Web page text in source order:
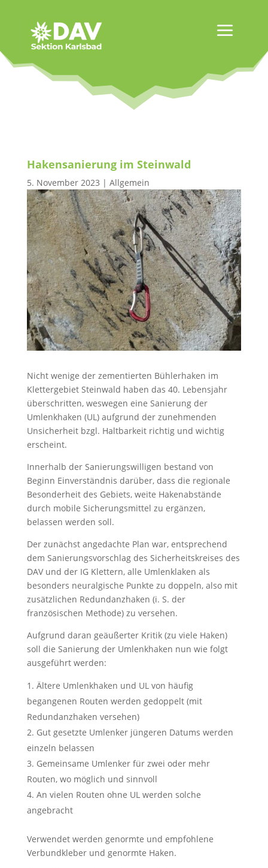
Hakensanierung im Steinwald
5. November 2023 | Allgemein
Nicht wenige der zementierten Bühlerhaken im
Klettergebiet Steinwald haben das 40. Lebensjahr
überschritten, weswegen eine Sanierung der
Umlenkhaken (UL) aufgrund der zunehmenden
Unsicherheit bzgl. Haltbarkeit richtig und wichtig
erscheint.
Innerhalb der Sanierungswilligen bestand von
Beginn Einverständnis darüber, dass die regionale
Besonderheit des Gebiets, weite Hakenabstände
durch mobile Sicherungsmittel zu ergänzen,
belassen werden soll.
Der zunächst angedachte Plan war, entsprechend
dem Sanierungsvorschlag des Sicherheitskreises des
DAV und der IG Klettern, alle Umlenklaken als
besonders neuralgische Punkte zu doppeln, also mit
zusätzlichen Redundanzhaken (i. S. der
französischen Methode) zu versehen.
Aufgrund daran geäußerter Kritik (zu viele Haken)
soll die Sanierung der Umlenkhaken nun wie folgt
ausgeführt werden:
Ältere Umlenkhaken und UL von häufig
begangenen Routen werden gedoppelt (mit
Redundanzhaken versehen)
Gut gesetzte Umlenker jüngeren Datums werden
einzeln belassen
Gemeinsame Umlenker für zwei oder mehr
Routen, wo möglich und sinnvoll
An vielen Routen ohne UL werden solche
angebracht
Verwendet werden genormte und empfohlene
Verbundkleber und genormte Haken.